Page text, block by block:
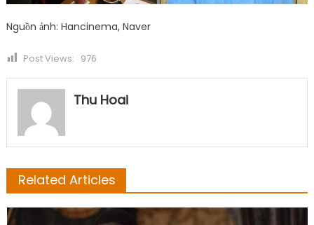
Nguồn ảnh: Hancinema, Naver
Post Views: 976
Thu Hoai
Related Articles